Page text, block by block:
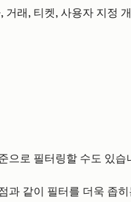
래, 티켓, 사용자 지정
으로 필터링할 수도 있습
과 같이 필터를 더욱 좁